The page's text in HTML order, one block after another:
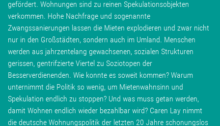
Lebenslauf
Wohnopoly
Das Buch
Leseprobe
Pressestimmen
gefördert. Wohnungen sind zu reinen Spekulationsobjekten
verkommen. Hohe Nachfrage und sogenannte
Zwangssanierungen lassen die Mieten explodieren und zwar nicht
nur in den Großstädten, sondern auch im Umland. Menschen
werden aus jahrzentelang gewachsenen, sozialen Strukturen
gerissen, gentrifzierte Viertel zu Soziotopen der
Besserverdienenden. Wie konnte es soweit kommen? Warum
unternimmt die Politik so wenig, um Mietenwahnsinn und
Spekulation endlich zu stoppen? Und was muss getan werden,
damit Wohnen endlich wieder bezahlbar wird? Caren Lay nimmt
die deutsche Wohnungspolitik der letzten 20 Jahre schonungslos